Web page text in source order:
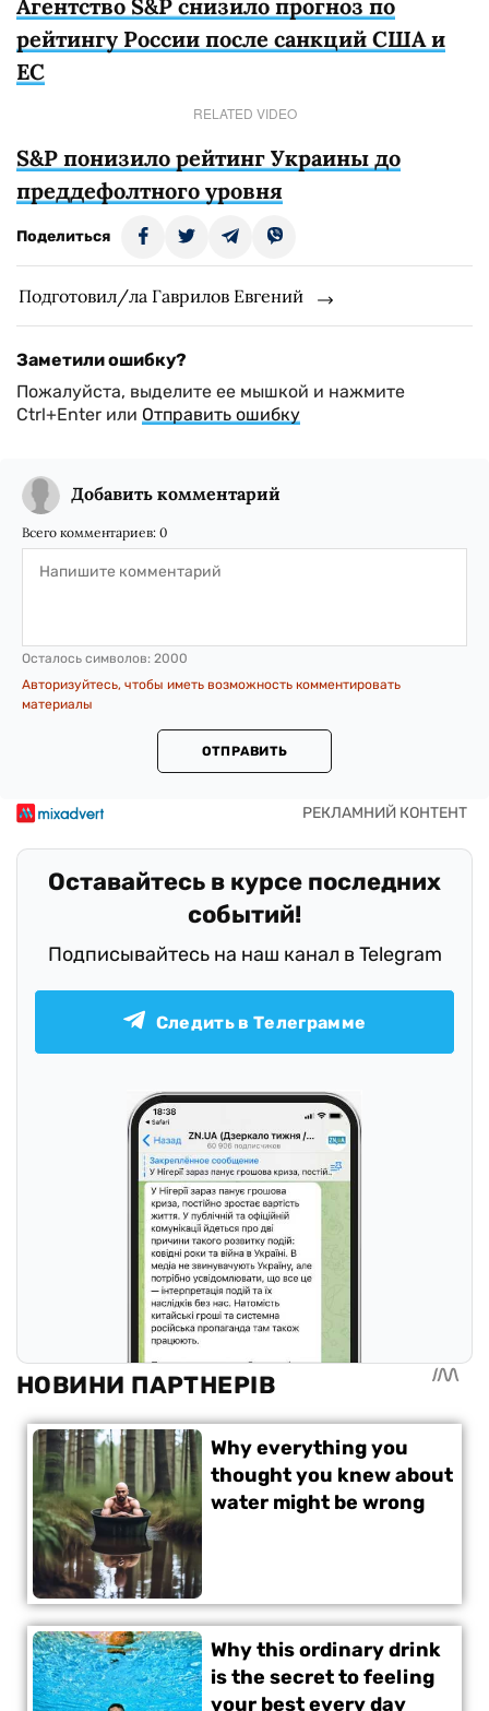
Агентство S&P снизило прогноз по
рейтингу России после санкций США и
ЕС
RELATED VIDEO
S&P понизило рейтинг Украины до
преддефолтного уровня
Поделиться
Подготовил/ла Гаврилов Евгений
Заметили ошибку?
Пожалуйста, выделите ее мышкой и нажмите
Ctrl+Enter или Отправить ошибку
Добавить комментарий
Всего комментариев: 0
Осталось символов: 2000
Авторизуйтесь, чтобы иметь возможность комментировать
материалы
ОТПРАВИТЬ
Оставайтесь в курсе последних
событий!
Подписывайтесь на наш канал в Telegram
Следить в Телеграмме